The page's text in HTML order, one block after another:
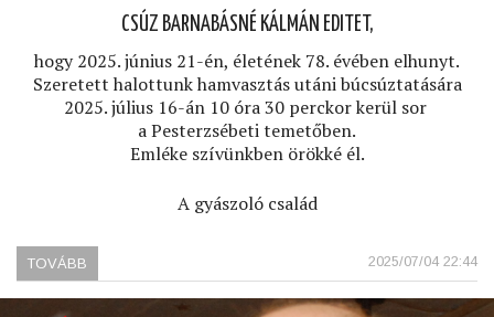
CSÚZ BARNABÁSNÉ KÁLMÁN EDITET,
hogy 2025. június 21-én, életének 78. évében elhunyt.
Szeretett halottunk hamvasztás utáni búcsúztatására
2025. július 16-án 10 óra 30 perckor kerül sor
a Pesterzsébeti temetőben.
Emléke szívünkben örökké él.
A gyászoló család
2025/07/04 22:44
TOVÁBB